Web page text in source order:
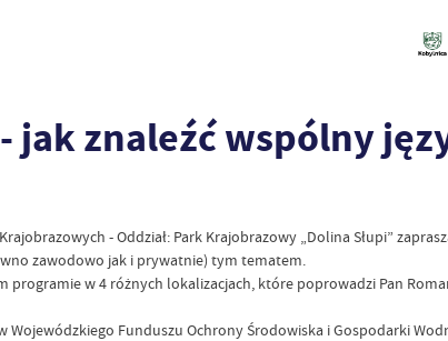
jak znaleźć wspólny
- Oddział: Park Krajobrazowy „Dolina Słupi”
zawodowo jak i prywatnie) tym tematem.
programie w 4 różnych lokalizacjach, które poprowadzi Pan
Funduszu Ochrony Środowiska i Gospodarki